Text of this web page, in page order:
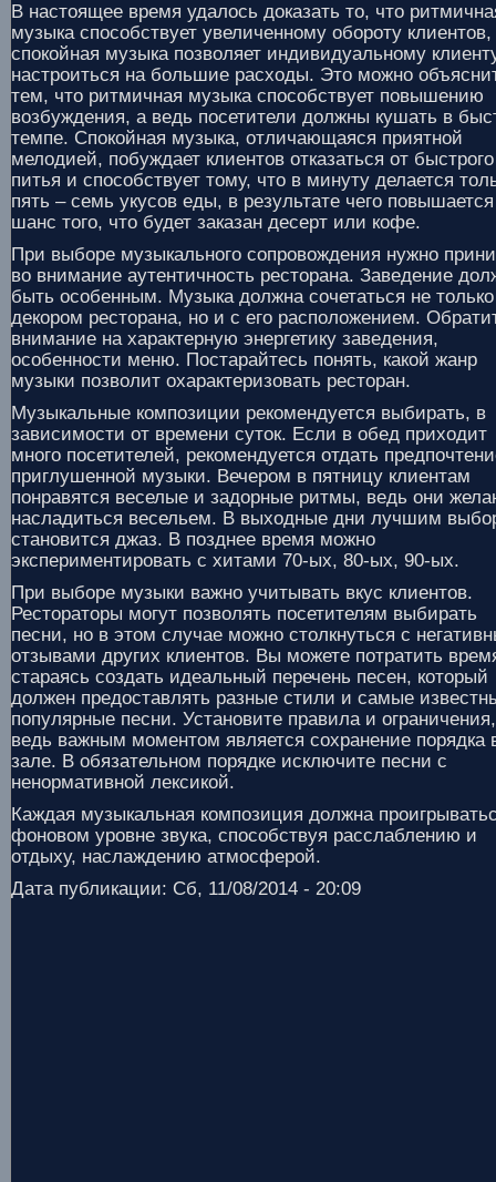
В настоящее время удалось доказать то, что
музыка способствует увеличенному обороту клиентов,
спокойная музыка позволяет индивидуальному
настроиться на большие расходы. Это можно
тем, что ритмичная музыка способствует повышению
возбуждения, а ведь посетители должны кушать в
темпе. Спокойная музыка, отличающаяся приятной
мелодией, побуждает клиентов отказаться от быстрого
питья и способствует тому, что в минуту делается
пять – семь укусов еды, в результате чего повышается
шанс того, что будет заказан десерт или кофе.
При выборе музыкального сопровождения нужно
во внимание аутентичность ресторана. Заведение
быть особенным. Музыка должна сочетаться не
декором ресторана, но и с его расположением.
внимание на характерную энергетику заведения,
особенности меню. Постарайтесь понять, какой жанр
музыки позволит охарактеризовать ресторан.
Музыкальные композиции рекомендуется выбирать, в
зависимости от времени суток. Если в обед приходит
много посетителей, рекомендуется отдать
приглушенной музыки. Вечером в пятницу клиентам
понравятся веселые и задорные ритмы, ведь они
насладиться весельем. В выходные дни лучшим
становится джаз. В позднее время можно
экспериментировать с хитами 70-ых, 80-ых, 90-ых.
При выборе музыки важно учитывать вкус клиентов.
Рестораторы могут позволять посетителям выбирать
песни, но в этом случае можно столкнуться с
отзывами других клиентов. Вы можете потратить
стараясь создать идеальный перечень песен, который
должен предоставлять разные стили и самые
популярные песни. Установите правила и ограничения,
ведь важным моментом является сохранение порядка
зале. В обязательном порядке исключите песни с
ненормативной лексикой.
Каждая музыкальная композиция должна
фоновом уровне звука, способствуя расслаблению и
отдыху, наслаждению атмосферой.
Дата публикации: Сб, 11/08/2014 - 20:09